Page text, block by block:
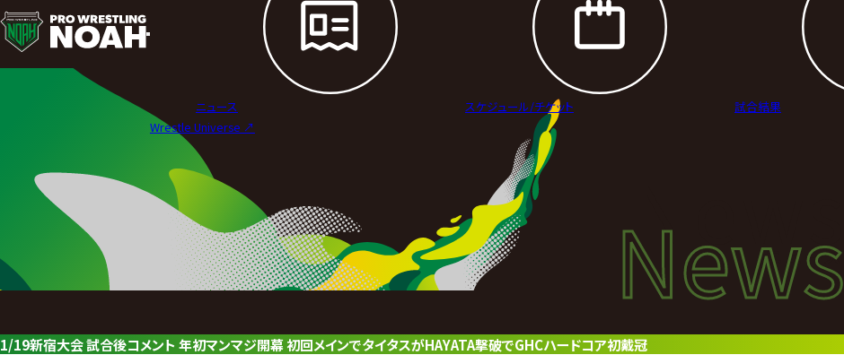
ニ
ュ
レ
ス
リ
ニュース スケジュール/チケット 試合結果
Wrestle Universe ↗︎
Newsニュース
News
1/19新宿大会 試合後コメント 年初マンマジ開幕 初回メインでタイタスがHAYATA撃破でGHCハードコア初戴冠